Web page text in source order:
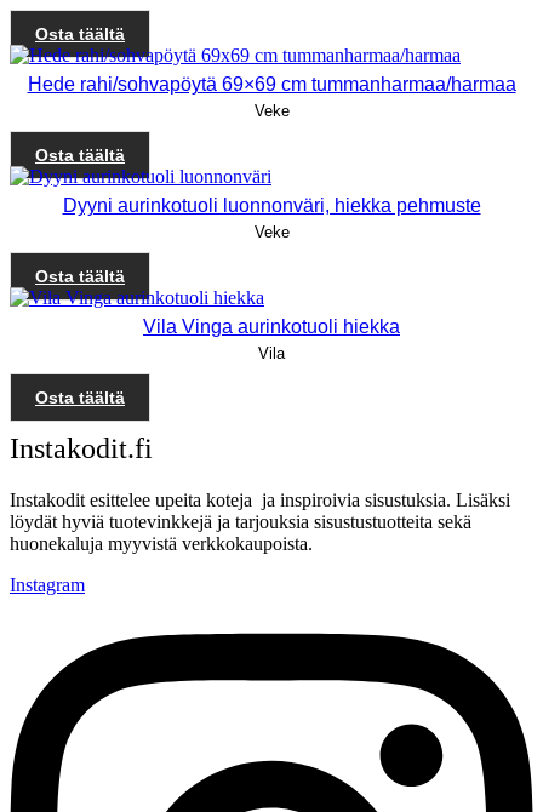
Osta täältä
Hede rahi/sohvapöytä 69×69 cm tummanharmaa/harmaa
Veke
Osta täältä
Dyyni aurinkotuoli luonnonväri, hiekka pehmuste
Veke
Osta täältä
Vila Vinga aurinkotuoli hiekka
Vila
Osta täältä
Instakodit.fi
Instakodit esittelee upeita koteja ja inspiroivia sisustuksia. Lisäksi
löydät hyviä tuotevinkkejä ja tarjouksia sisustustuotteita sekä
huonekaluja myyvistä verkkokaupoista.
Instagram